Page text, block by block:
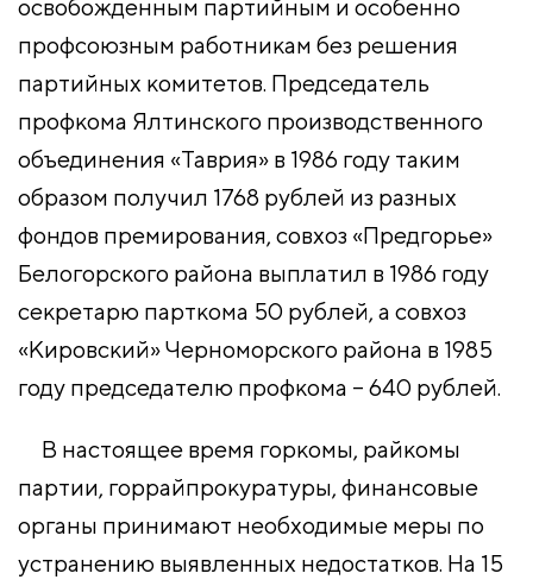
освобожденным партийным и особенно
профсоюзным работникам без решения
партийных комитетов. Председатель
профкома Ялтинского производственного
объединения «Таврия» в 1986 году таким
образом получил 1768 рублей из разных
фондов премирования, совхоз «Предгорье»
Белогорского района выплатил в 1986 году
секретарю парткома 50 рублей, а совхоз
«Кировский» Черноморского района в 1985
году председателю профкома – 640 рублей.
В настоящее время горкомы, райкомы
партии, горрайпрокуратуры, финансовые
органы принимают необходимые меры по
устранению выявленных недостатков. На 15